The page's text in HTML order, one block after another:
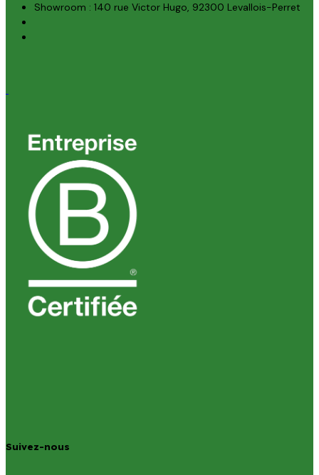
Showroom : 140 rue Victor Hugo, 92300 Levallois-Perret
Suivez-nous